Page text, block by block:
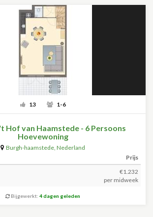
13 1-6
Hof van Haamstede - 6 Persoons
Hoevewoning
Burgh-haamstede, Nederland
Prijs
€1.232
per midweek
Bijgewerkt: 4 dagen geleden